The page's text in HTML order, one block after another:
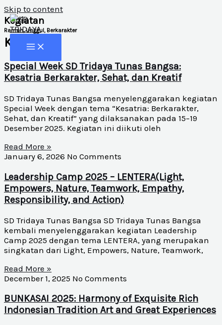
Skip to content
Kegiatan
Ramah, Unggul, Berkarakter
Kegiatan
Special Week SD Tridaya Tunas Bangsa:
Kesatria Berkarakter, Sehat, dan Kreatif
SD Tridaya Tunas Bangsa menyelenggarakan kegiatan
Special Week dengan tema “Kesatria: Berkarakter,
Sehat, dan Kreatif” yang dilaksanakan pada 15–19
Desember 2025. Kegiatan ini diikuti oleh
Read More »
January 6, 2026 No Comments
Leadership Camp 2025 – LENTERA(Light,
Empowers, Nature, Teamwork, Empathy,
Responsibility, and Action)
SD Tridaya Tunas Bangsa SD Tridaya Tunas Bangsa
kembali menyelenggarakan kegiatan Leadership
Camp 2025 dengan tema LENTERA, yang merupakan
singkatan dari Light, Empowers, Nature, Teamwork,
Read More »
December 1, 2025 No Comments
BUNKASAI 2025: Harmony of Exquisite Rich
Indonesian Tradition Art and Great Experiences